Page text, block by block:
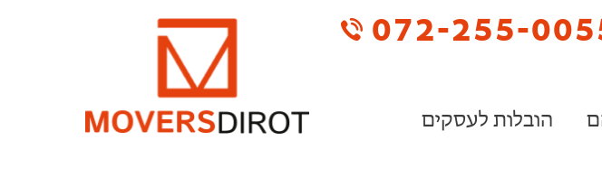
072-255-
הובלות לעסקים